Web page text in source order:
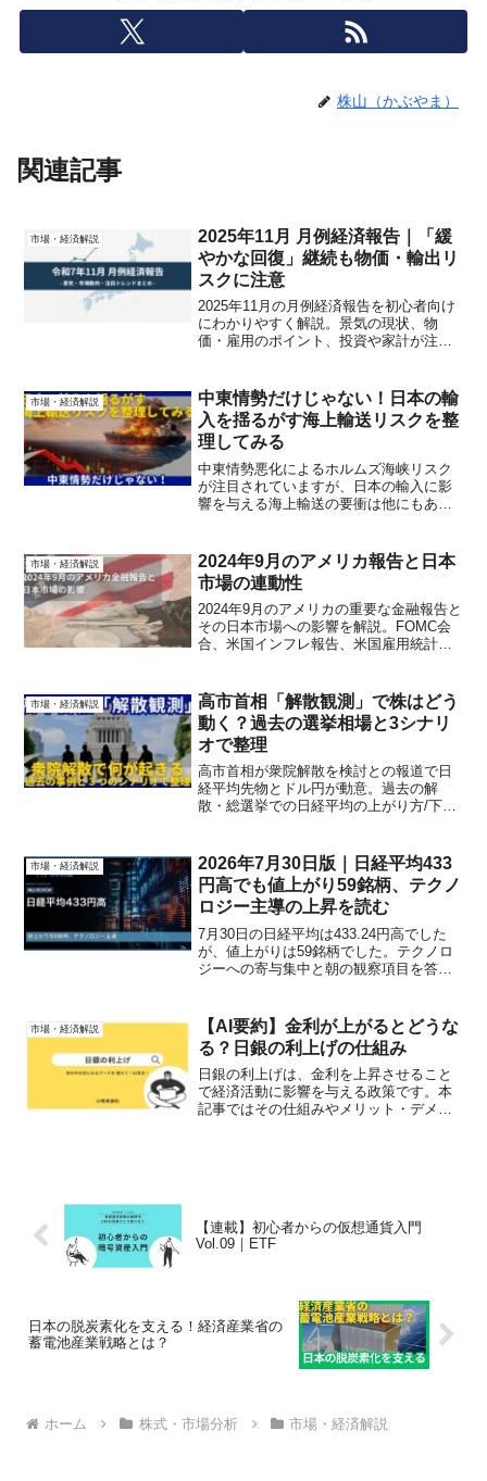
株山（かぶやま）
関連記事
市場・経済解説
2025年11月 月例経済報告｜「緩
やかな回復」継続も物価・輸出リ
スクに注意
2025年11月の月例経済報告を初心者向け
にわかりやすく解説。景気の現状、物
価・雇用のポイント、投資や家計が注意
市場・経済解説
中東情勢だけじゃない！日本の輸
入を揺るがす海上輸送リスクを整
理してみる
中東情勢悪化によるホルムズ海峡リスク
が注目されていますが、日本の輸入に影
響を与える海上輸送の要衝は他にもあり
リスクと影響を受ける製品を解説しま
す。
市場・経済解説
2024年9月のアメリカ報告と日本
市場の連動性
2024年9月のアメリカの重要な金融報告と
その日本市場への影響を解説。FOMC会
合、米国インフレ報告、米国雇用統計の
市場・経済解説
高市首相「解散観測」で株はどう
動く？過去の選挙相場と3シナリ
オで整理
高市首相が衆院解散を検討との報道で日
経平均先物とドル円が動意。過去の解
散・総選挙での日経平均の上がり方/下が
けチェックリストを解説します。
市場・経済解説
2026年7月30日版｜日経平均433
円高でも値上がり59銘柄、テクノ
ロジー主導の上昇を読む
7月30日の日経平均は433.24円高でした
が、値上がりは59銘柄でした。テクノロ
ジーへの寄与集中と朝の観察項目を答え
市場・経済解説
【AI要約】金利が上がるとどうな
る？日銀の利上げの仕組み
日銀の利上げは、金利を上昇させること
で経済活動に影響を与える政策です。本
記事ではその仕組みやメリット・デメリ
【連載】初心者からの仮想通貨入門
Vol.09｜ETF
日本の脱炭素化を支える！経済産業省の
蓄電池産業戦略とは？
ホーム 株式・市場分析 市場・経済解説